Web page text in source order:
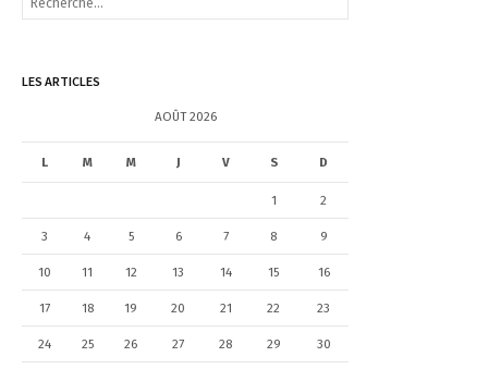
r
e
LES ARTICLES
AOÛT 2026
L M M J V S D
1 2
3 4 5 6 7 8 9
10 11 12 13 14 15 16
17 18 19 20 21 22 23
24 25 26 27 28 29 30